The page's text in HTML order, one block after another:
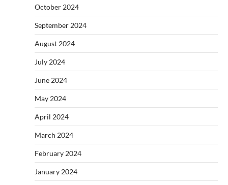
October 2024
September 2024
August 2024
July 2024
June 2024
May 2024
April 2024
March 2024
February 2024
January 2024